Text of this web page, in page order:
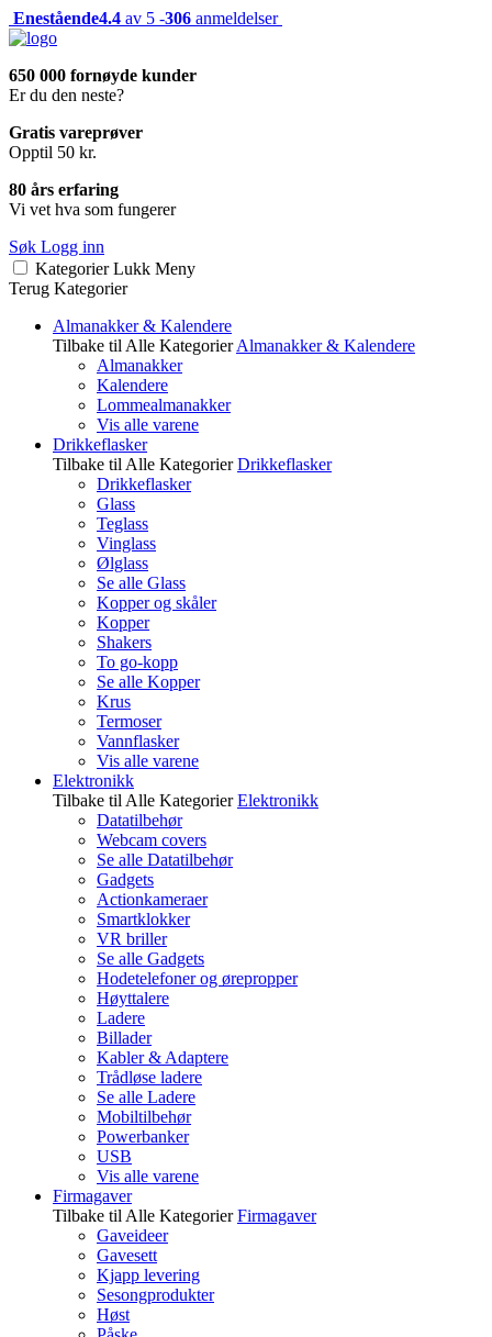
Enestående4.4 av 5 -306 anmeldelser
650 000 fornøyde kunder
Er du den neste?
Gratis vareprøver
Opptil 50 kr.
80 års erfaring
Vi vet hva som fungerer
Søk Logg inn
Kategorier Lukk Meny
Terug Kategorier
Almanakker & Kalendere
Tilbake til Alle Kategorier Almanakker & Kalendere
Almanakker
Kalendere
Lommealmanakker
Vis alle varene
Drikkeflasker
Tilbake til Alle Kategorier Drikkeflasker
Drikkeflasker
Glass
Teglass
Vinglass
Ølglass
Se alle Glass
Kopper og skåler
Kopper
Shakers
To go-kopp
Se alle Kopper
Krus
Termoser
Vannflasker
Vis alle varene
Elektronikk
Tilbake til Alle Kategorier Elektronikk
Datatilbehør
Webcam covers
Se alle Datatilbehør
Gadgets
Actionkameraer
Smartklokker
VR briller
Se alle Gadgets
Hodetelefoner og ørepropper
Høyttalere
Ladere
Billader
Kabler & Adaptere
Trådløse ladere
Se alle Ladere
Mobiltilbehør
Powerbanker
USB
Vis alle varene
Firmagaver
Tilbake til Alle Kategorier Firmagaver
Gaveideer
Gavesett
Kjapp levering
Sesongprodukter
Høst